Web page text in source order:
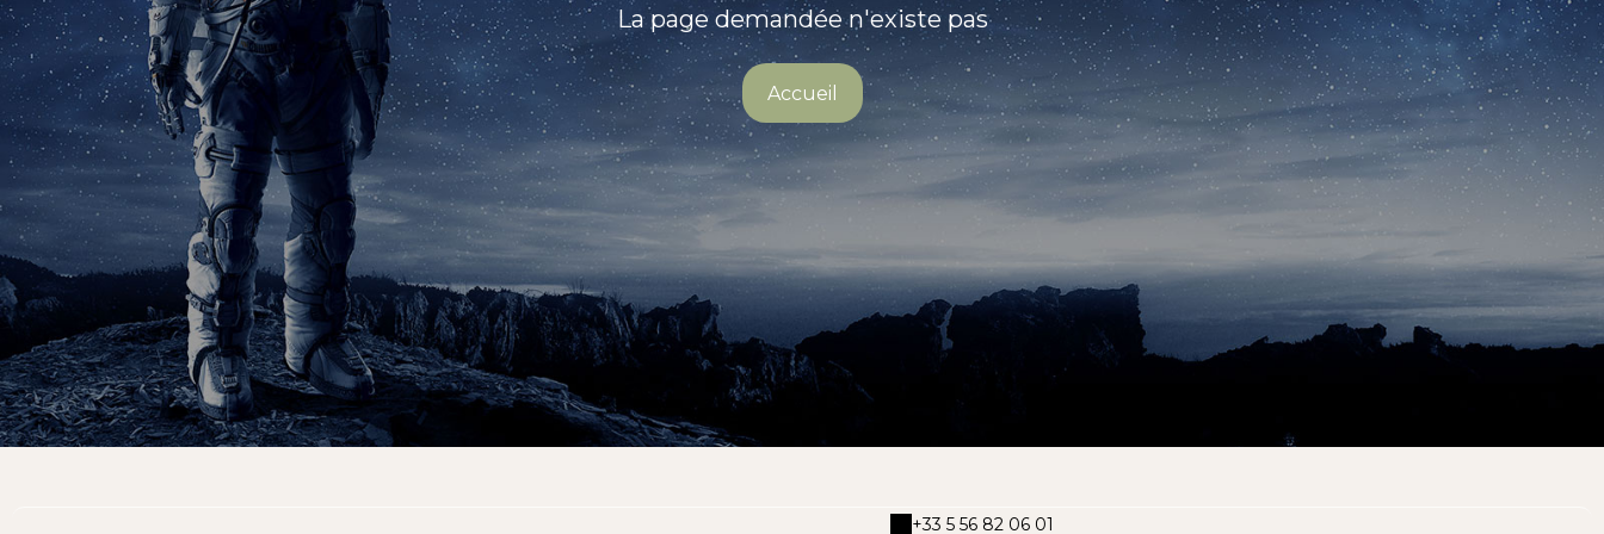
La page demandée n'existe pas
Accueil
+33 5 56 82 06 01